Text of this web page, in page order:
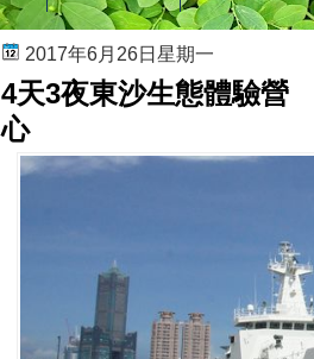
2017年6月26日星期一
4天3夜東沙生態體驗
心